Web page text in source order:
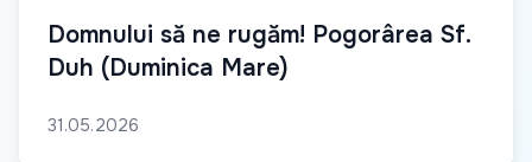
Domnului să ne rugăm! Pogorârea Sf.
Duh (Duminica Mare)
31.05.2026